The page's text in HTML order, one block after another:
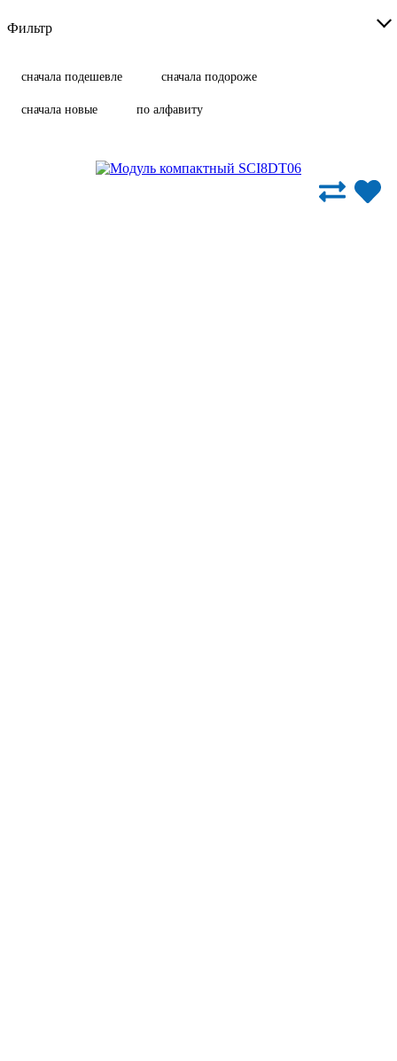
Фильтр
сначала подешевле сначала подороже
сначала новые по алфавиту